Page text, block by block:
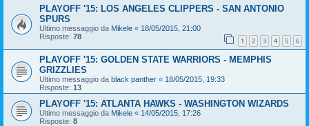
PLAYOFF '15: LOS ANGELES CLIPPERS - SAN ANTONIO
SPURS
Ultimo messaggio da Mikele « 18/05/2015, 21:00
Risposte: 78 1 2 3 4 5 6
PLAYOFF '15: GOLDEN STATE WARRIORS - MEMPHIS
GRIZZLIES
Ultimo messaggio da black panther « 18/05/2015, 19:33
Risposte: 13
PLAYOFF '15: ATLANTA HAWKS - WASHINGTON WIZARDS
Ultimo messaggio da Mikele « 14/05/2015, 17:26
Risposte: 8